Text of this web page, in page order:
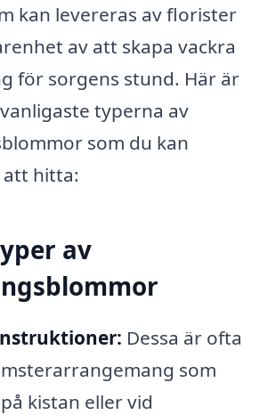
kan levereras av florister
av att skapa vackra
för sorgens stund. Här är
typerna av
som du kan
hitta:
av
Dessa är ofta
som
kistan eller vid